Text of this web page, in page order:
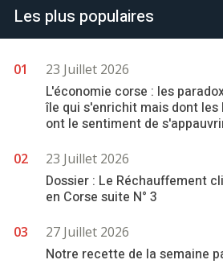
Les plus populaires
23 Juillet 2026
L'économie corse : les
île qui s'enrichit mais dont
ont le sentiment de
23 Juillet 2026
Dossier : Le Réchauffement
en Corse suite N° 3
27 Juillet 2026
Notre recette de la semaine